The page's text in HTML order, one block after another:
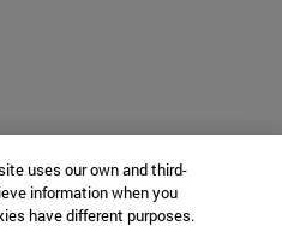
uses our own and third-
information when you
have different purposes.